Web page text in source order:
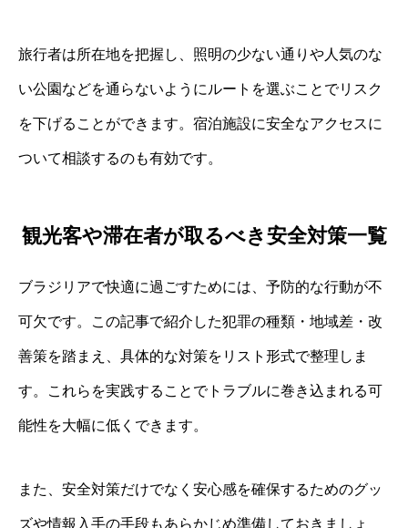
旅行者は所在地を把握し、照明の少ない通りや人気のな
い公園などを通らないようにルートを選ぶことでリスク
を下げることができます。宿泊施設に安全なアクセスに
ついて相談するのも有効です。
観光客や滞在者が取るべき安全対策一覧
ブラジリアで快適に過ごすためには、予防的な行動が不
可欠です。この記事で紹介した犯罪の種類・地域差・改
善策を踏まえ、具体的な対策をリスト形式で整理しま
す。これらを実践することでトラブルに巻き込まれる可
能性を大幅に低くできます。
また、安全対策だけでなく安心感を確保するためのグッ
ズや情報入手の手段もあらかじめ準備しておきましょ